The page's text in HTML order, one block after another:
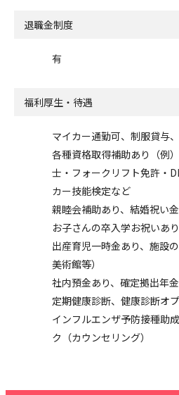
退職金制度
有
福利厚生・待遇
マイカー通勤可、制服貸与
各種資格取得補助あり（例
士・フォークリフト免許・
カー技能検定など
親睦会補助あり、結婚祝い
お子さんの卒入学お祝いあり
出産育児一時金あり、施設
美術館等）
社内預金あり、確定拠出年金
定期健康診断、健康診断オ
インフルエンザ予防接種助
ク（カウンセリング）